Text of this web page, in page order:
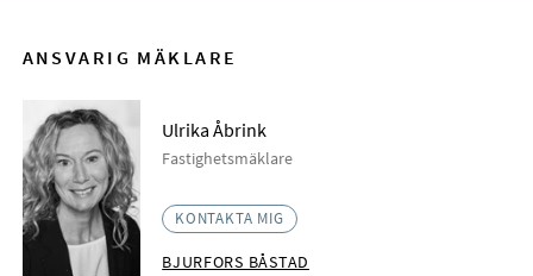
ANSVARIG MÄKLARE
Ulrika Åbrink
Fastighetsmäklare
KONTAKTA MIG
BJURFORS BÅSTAD